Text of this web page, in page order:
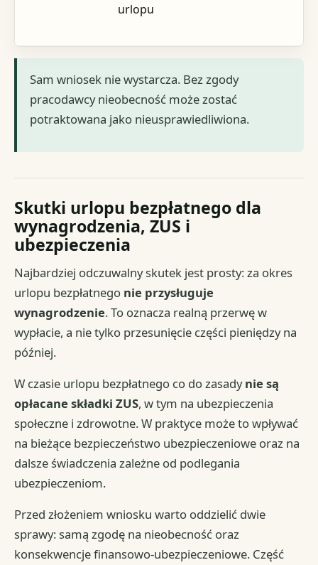
urlopu
Sam wniosek nie wystarcza. Bez zgody
pracodawcy nieobecność może zostać
potraktowana jako nieusprawiedliwiona.
Skutki urlopu bezpłatnego dla
wynagrodzenia, ZUS i
ubezpieczenia
Najbardziej odczuwalny skutek jest prosty: za okres
urlopu bezpłatnego nie przysługuje
wynagrodzenie. To oznacza realną przerwę w
wypłacie, a nie tylko przesunięcie części pieniędzy na
później.
W czasie urlopu bezpłatnego co do zasadynie są
opłacane składki ZUS, w tym na ubezpieczenia
społeczne i zdrowotne. W praktyce może to wpływać
na bieżące bezpieczeństwo ubezpieczeniowe oraz na
dalsze świadczenia zależne od podlegania
ubezpieczeniom.
Przed złożeniem wniosku warto oddzielić dwie
sprawy: samą zgodę na nieobecność oraz
konsekwencje finansowo-ubezpieczeniowe. Część